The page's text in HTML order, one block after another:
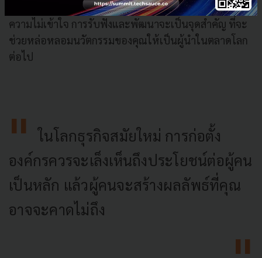
ความเข้าใจในตัวผลงาน และอีกกลุ่มที่จะเกิดคำถามหรือ
ความไม่เข้าใจ การรับฟังและพัฒนาจะเป็นจุดสำคัญ ที่จะ
ช่วยหล่อหลอมนวัตกรรมของคุณให้เป็นผู้นำในตลาดโลก
ต่อไป
ในโลกธุรกิจสมัยใหม่ การก่อตั้ง
องค์กรควรจะเล็งเห็นถึงประโยชน์ต่อผู้คน
เป็นหลัก แล้วผู้คนจะสร้างผลลัพธ์ที่คุณ
อาจจะคาดไม่ถึง